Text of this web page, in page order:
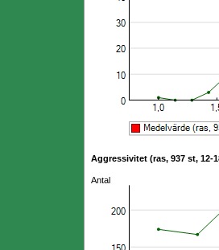
Aggressivitet (ras, 937 st, 12-
Antal